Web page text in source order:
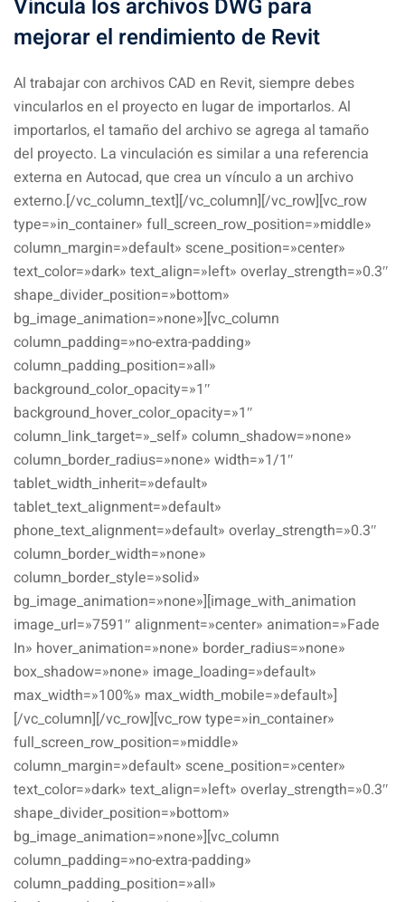
Vincula los archivos DWG para
mejorar el rendimiento de Revit
Al trabajar con archivos CAD en Revit, siempre debes
vincularlos en el proyecto en lugar de importarlos. Al
importarlos, el tamaño del archivo se agrega al tamaño
del proyecto. La vinculación es similar a una referencia
externa en Autocad, que crea un vínculo a un archivo
externo.[/vc_column_text][/vc_column][/vc_row][vc_row
type=»in_container» full_screen_row_position=»middle»
column_margin=»default» scene_position=»center»
text_color=»dark» text_align=»left» overlay_strength=»0.3″
shape_divider_position=»bottom»
bg_image_animation=»none»][vc_column
column_padding=»no-extra-padding»
column_padding_position=»all»
background_color_opacity=»1″
background_hover_color_opacity=»1″
column_link_target=»_self» column_shadow=»none»
column_border_radius=»none» width=»1/1″
tablet_width_inherit=»default»
tablet_text_alignment=»default»
phone_text_alignment=»default» overlay_strength=»0.3″
column_border_width=»none»
column_border_style=»solid»
bg_image_animation=»none»][image_with_animation
image_url=»7591″ alignment=»center» animation=»Fade
In» hover_animation=»none» border_radius=»none»
box_shadow=»none» image_loading=»default»
max_width=»100%» max_width_mobile=»default»]
[/vc_column][/vc_row][vc_row type=»in_container»
full_screen_row_position=»middle»
column_margin=»default» scene_position=»center»
text_color=»dark» text_align=»left» overlay_strength=»0.3″
shape_divider_position=»bottom»
bg_image_animation=»none»][vc_column
column_padding=»no-extra-padding»
column_padding_position=»all»